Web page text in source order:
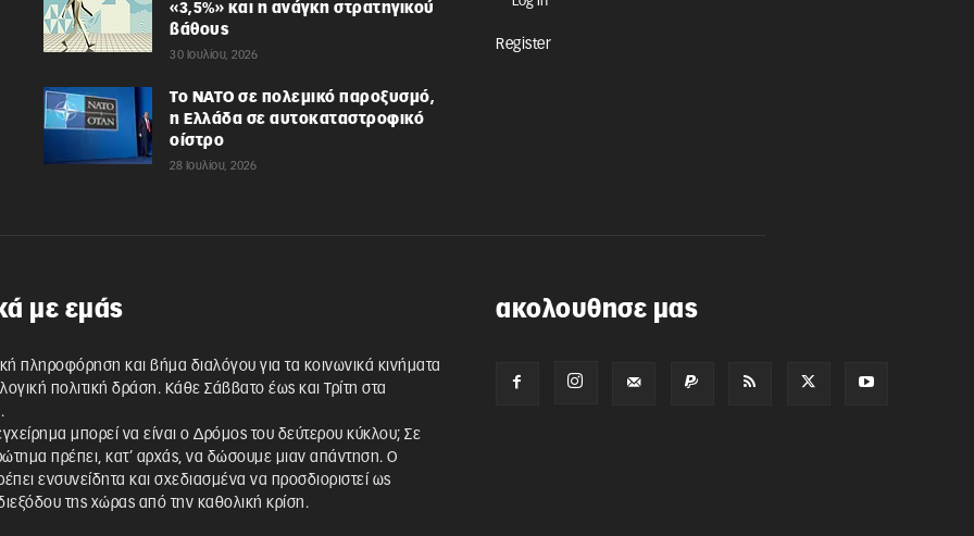
«3,5%» και η ανάγκη στρατηγικού
βάθους
30 Ιουλίου, 2026
Το ΝΑΤΟ σε πολεμικό παροξυσμό,
η Ελλάδα σε αυτοκαταστροφικό
οίστρο
28 Ιουλίου, 2026
Register
με εμάς
πληροφόρηση και βήμα διαλόγου για τα κοινωνικά κινήματα
πολιτική δράση. Κάθε Σάββατο έως και Τρίτη στα
μπορεί να είναι ο Δρόμος του δεύτερου κύκλου; Σε
πρέπει, κατ’ αρχάς, να δώσουμε μιαν απάντηση. Ο
ενσυνείδητα και σχεδιασμένα να προσδιοριστεί ως
της χώρας από την καθολική κρίση.
ακολουθησε μας